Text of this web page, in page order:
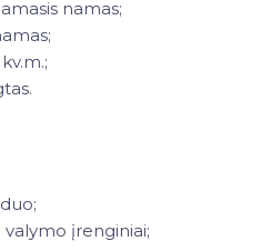
namas;
valymo įrenginiai;